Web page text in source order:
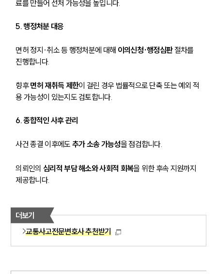
료를 만들어 선처 가능성을 높입니다.
5. 행정처분 대응
면허 정지·취소 등 행정처분에 대해 이의신청·행정심판 절차를
진행합니다.
향후 면허 재취득 제한이 걸린 경우 법률적으로 단축 또는 예외 적
용 가능성이 있는지도 검토합니다.
6. 종합적인 사후 관리
사건 종결 이후에도 추가 소송 가능성을 점검합니다.
의뢰인의 심리적 부담 해소와 사회적 회복을 위한 후속 지원까지
제공합니다.
더보기
교통사고전문변호사 추천받기